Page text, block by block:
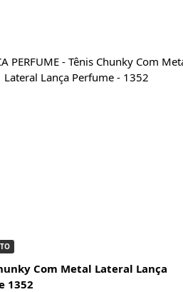
Com Metal Lateral Lança
1352